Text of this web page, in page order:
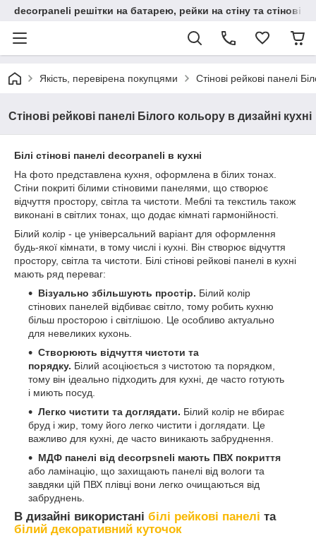
decorpaneli решітки на батарею, рейки на стіну та стінові
Якість, перевірена покупцями Стінові рейкові панелі
Стінові рейкові панелі Білого кольору в дизайні кухні
Білі стінові панелі decorpaneli в кухні
На фото представлена кухня, оформлена в білих тонах.
Стіни покриті білими стіновими панелями, що створює
відчуття простору, світла та чистоти. Меблі та текстиль також
виконані в світлих тонах, що додає кімнаті гармонійності.
Білий колір - це універсальний варіант для оформлення
будь-якої кімнати, в тому числі і кухні. Він створює відчуття
простору, світла та чистоти. Білі стінові рейкові панелі в кухні
мають ряд переваг:
Візуально збільшують простір. Білий колір
стінових панелей відбиває світло, тому робить кухню
більш просторою і світлішою. Це особливо актуально
для невеликих кухонь.
Створюють відчуття чистоти та
порядку. Білий асоціюється з чистотою та порядком,
тому він ідеально підходить для кухні, де часто готують
і миють посуд.
Легко чистити та доглядати. Білий колір не вбирає
бруд і жир, тому його легко чистити і доглядати. Це
важливо для кухні, де часто виникають забруднення.
МДФ панелі від decorpsneli мають ПВХ покриття
або ламінацію, що захищають панелі від вологи та
завдяки цій ПВХ плівці вони легко очищаються від
забруднень.
В дизайні використані білі рейкові панелі та
білий декоративний куточок